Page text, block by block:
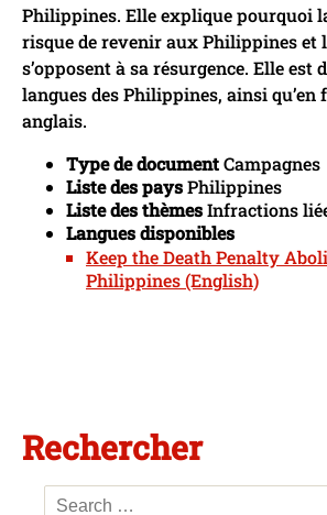
Philippines. Elle explique pourquoi
risque de revenir aux Philippines et
s’opposent à sa résurgence. Elle est
langues des Philippines, ainsi qu’en
anglais.
Type de documentCampagnes
Liste des paysPhilippines
Liste des thèmesInfractions
Langues disponibles
Keep the Death Penalty
Philippines (English)
Rechercher